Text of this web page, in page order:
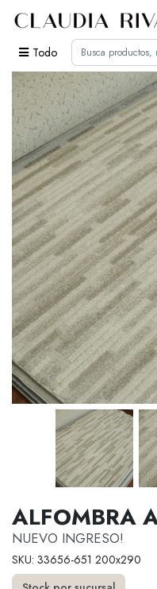
Todo
ALFOMBRA
NUEVO INGRESO!
SKU: 33656-651 200x290